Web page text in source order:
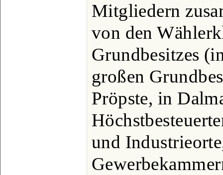
Mitgliedern
von den
Grundbesitzes
großen
Pröpste, in
und